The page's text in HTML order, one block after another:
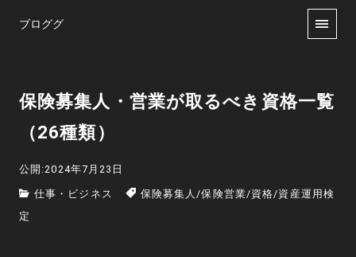
ブロググ
保険募集人・営業が取るべき資格一覧
（26種類）
公開:2024年7月23日
仕事・ビジネス 保険募集人 /保険営業/資格/資産運用検
定